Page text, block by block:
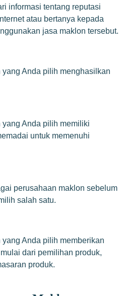
informasi tentang reputasi
atau bertanya kepada
jasa maklon tersebut.
Anda pilih menghasilkan
Anda pilih memiliki
untuk memenuhi
perusahaan maklon sebelum
salah satu.
Anda pilih memberikan
dari pemilihan produk,
produk.